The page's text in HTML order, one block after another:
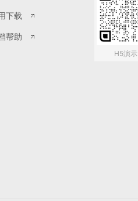
下载
帮助
H5演示